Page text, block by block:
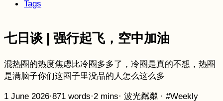
Tags
七日谈 | 强行起飞，空中加油
混热圈的热度焦虑比冷圈多多了，冷圈是真的不想，热圈
是满脑子你们这圈子里没品的人怎么这么多
1 June 2026·871 words·2 mins· 波光粼粼 · #Weekly